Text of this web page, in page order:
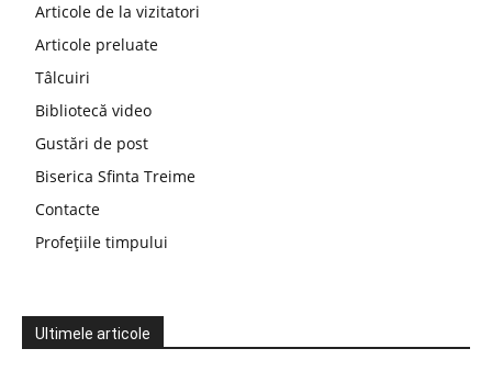
Articole de la vizitatori
Articole preluate
Tâlcuiri
Bibliotecă video
Gustări de post
Biserica Sfinta Treime
Contacte
Profețiile timpului
Ultimele articole